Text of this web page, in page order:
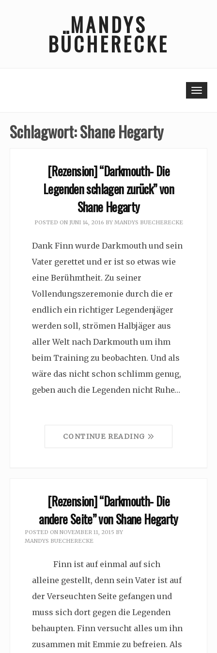
MANDYS
BÜCHERECKE
Schlagwort:Shane Hegarty
[Rezension] “Darkmouth- Die
Legenden schlagen zurück” von
Shane Hegarty
POSTED ON JUNI 14, 2016 BY MANDYS BUECHERECKE
Dank Finn wurde Darkmouth und sein
Vater gerettet und er ist so etwas wie
eine Berühmtheit. Zu seiner
Vollendungszeremonie durch die er
endlich ein richtiger Legendenjäger
werden soll, strömen Halbjäger aus
aller Welt nach Darkmouth um ihm
beim Training zu beobachten. Und als
wäre das nicht schon schlimm genug,
geben auch die Legenden nicht Ruhe…
CONTINUE READING
[Rezension] “Darkmouth- Die
andere Seite” von Shane Hegarty
POSTED ON NOVEMBER 11, 2015 BY
MANDYS BUECHERECKE
Finn ist auf einmal auf sich
alleine gestellt, denn sein Vater ist auf
der Verseuchten Seite gefangen und
muss sich dort gegen die Legenden
behaupten. Finn versucht alles um ihn
zusammen mit Emmie zu befreien. Als